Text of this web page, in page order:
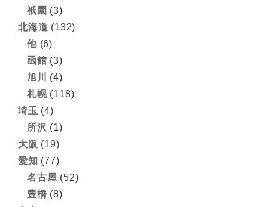
祇園 (3)
北海道 (132)
他(6)
函館 (3)
旭川
(4)
札幌(118)
埼玉 (4)
所沢 (1)
大阪 (19)
愛知 (77)
名古屋 (52)
豊橋 (8)